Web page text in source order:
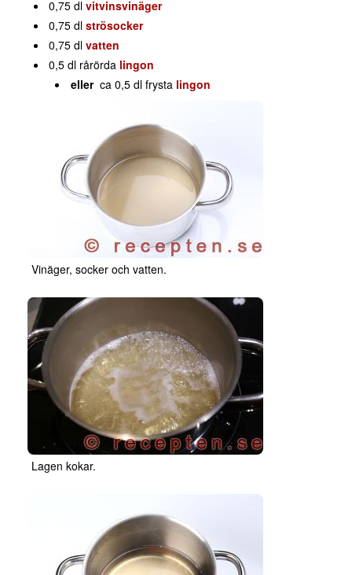
0,75 dlvitvinsvinäger
0,75 dlströsocker
0,75 dlvatten
0,5 dl rårörda lingon
ellerca 0,5 dl frysta lingon
Vinäger, socker och vatten.
Lagen kokar.